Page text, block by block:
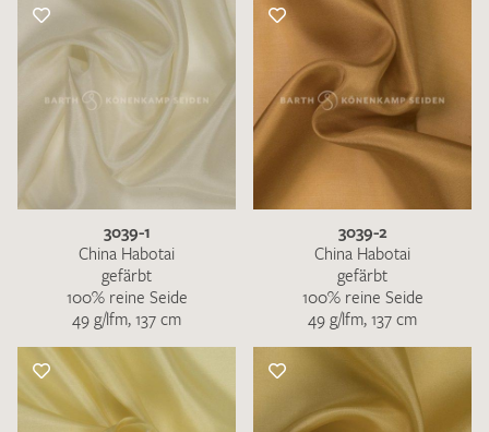
3039-1
China Habotai
gefärbt
100% reine Seide
49 g/lfm, 137 cm
3039-2
China Habotai
gefärbt
100% reine Seide
49 g/lfm, 137 cm